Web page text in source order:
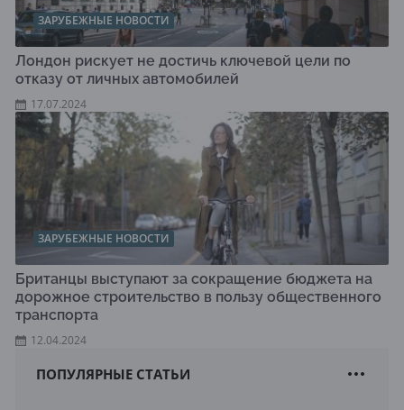
ЗАРУБЕЖНЫЕ НОВОСТИ
Лондон рискует не достичь ключевой цели по
отказу от личных автомобилей
17.07.2024
ЗАРУБЕЖНЫЕ НОВОСТИ
Британцы выступают за сокращение бюджета на
дорожное строительство в пользу общественного
транспорта
12.04.2024
ПОПУЛЯРНЫЕ СТАТЬИ